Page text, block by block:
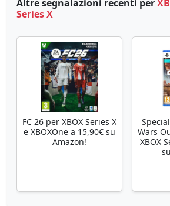
Altre segnalazioni recenti per
Series X
FC 26 per XBOX Series X
e XBOXOne a 15,90€ su
Amazon!
Wars
XBOX